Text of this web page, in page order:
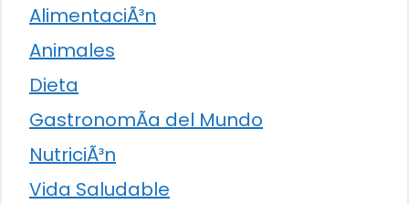
AlimentaciÃ³n
Animales
Dieta
GastronomÃ­a del Mundo
NutriciÃ³n
Vida Saludable